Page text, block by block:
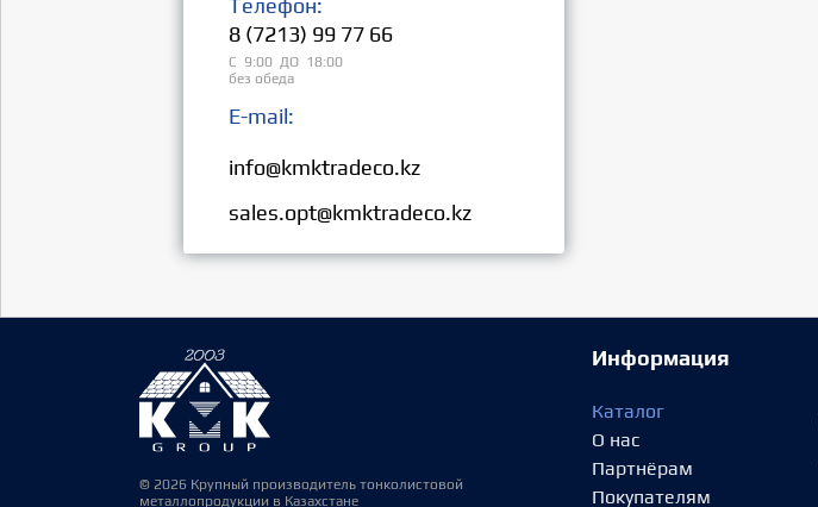
Телефон:
8 (7213) 99 77 66
С 9:00 ДО 18:00
без обеда
E-mail:
info@kmktradeco.kz
sales.opt@kmktradeco.kz
© 2026 Крупный производитель тонколистовой
металлопродукции в Казахстане
Информация
Каталог
О нас
Партнёрам
Покупателям